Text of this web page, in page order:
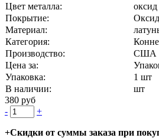
Цвет металла:
Покрытие:
Материал:
Категория:
Производство:
США
Цена за:
Упаковка:
1 шт
В наличии:
шт
380 руб
-
+
+Скидки от суммы заказа при